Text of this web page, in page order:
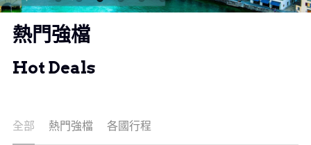
品牌故事
搜索
熱門強檔
Hot Deals
全部 熱門強檔 各國行程